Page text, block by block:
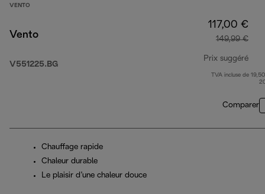
VENTO
Vento
V551225.BG
117,00 €
149,99 €
Prix suggéré
prix
TVA incluse de
Comparer
Chauffage rapide
Chaleur durable
Le plaisir d’une chaleur douce